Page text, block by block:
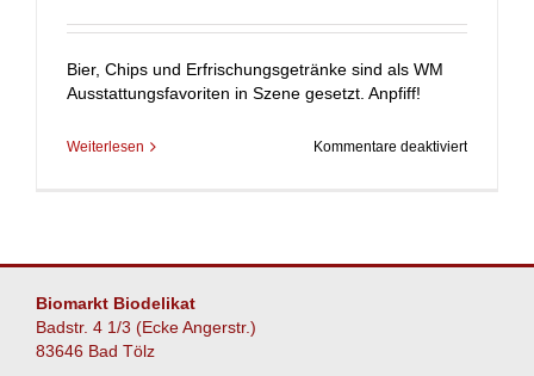
Bier, Chips und Erfrischungsgetränke sind als WM
Ausstattungsfavoriten in Szene gesetzt. Anpfiff!
Weiterlesen Kommentare deaktiviertfür
WM
Biomarkt Biodelikat
Badstr. 4 1/3 (Ecke Angerstr.)
83646 Bad Tölz